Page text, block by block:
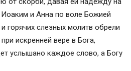
молитвы
про иконы, молитвы,
молитва, житие
и Анна по воле Божией
горячих слезных молитв обрели
искренней вере в Бога,
услышано каждое слово, а Богу